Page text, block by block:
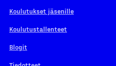
Koulutukset jäsenille
Koulutustallenteet
Blogit